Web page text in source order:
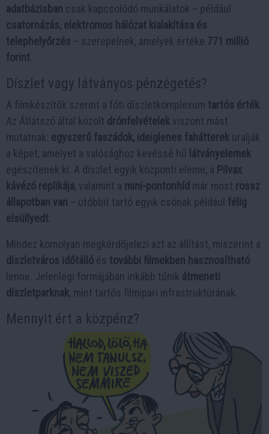
adatbázisban csak kapcsolódó munkálatok – például
csatornázás, elektromos hálózat kialakítása és
telephelyőrzés – szerepelnek, amelyek értéke 771 millió
forint
Díszlet vagy látványos pénzégetés?
A filmkészítők szerint a fóti díszletkomplexum tartós érték
Az Átlátszó által közölt drónfelvételek viszont mást
mutatnak: egyszerű faszádok, ideiglenes fahátterek uralják
a képet, amelyet a valósághoz kevéssé hű látványelemek
egészítenek ki. A díszlet egyik központi eleme, a Pilvax
kávézó replikája, valamint a mini-pontonhíd már most rossz
állapotban van – utóbbit tartó egyik csónak például félig
elsüllyedt
Mindez komolyan megkérdőjelezi azt az állítást, miszerint a
díszletváros időtálló és további filmekben hasznosítható
lenne. Jelenlegi formájában inkább tűnik átmeneti
díszletparknak, mint tartós filmipari infrastruktúrának.
Mennyit ért a közpénz?